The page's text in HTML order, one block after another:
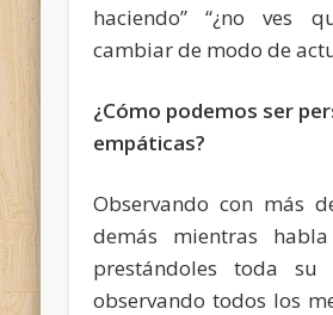
haciendo” “¿no ves
cambiar de modo de
¿Cómo podemos ser
empáticas?
Observando con más
demás mientras
prestándoles toda su
observando todos los